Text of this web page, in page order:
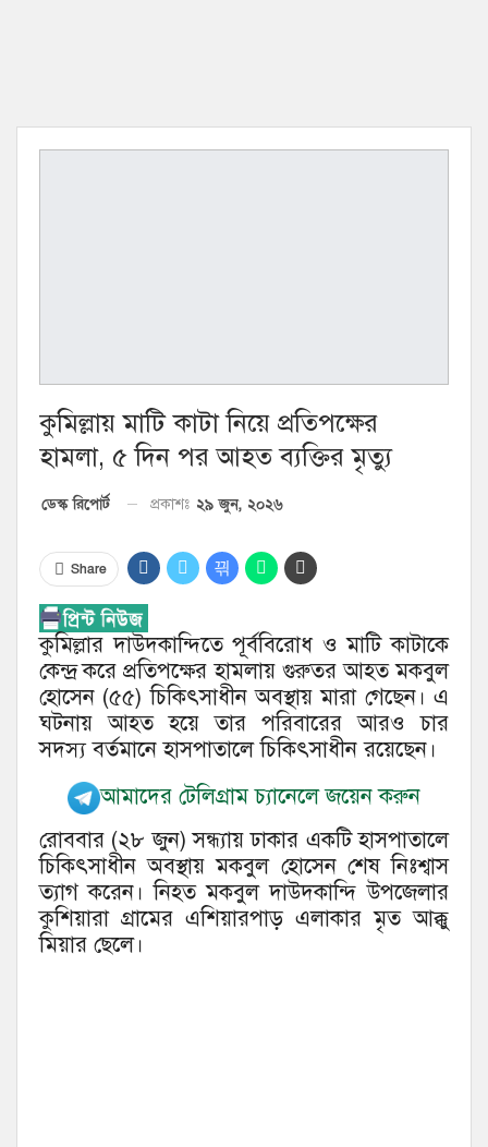
কুমিল্লায় মাটি কাটা নিয়ে প্রতিপক্ষের
হামলা, ৫ দিন পর আহত ব্যক্তির মৃত্যু
ডেস্ক রিপোর্ট প্রকাশঃ ২৯ জুন, ২০২৬
Share
কুমিল্লার দাউদকান্দিতে পূর্ববিরোধ ও মাটি কাটাকে
কেন্দ্র করে প্রতিপক্ষের হামলায় গুরুতর আহত মকবুল
হোসেন (৫৫) চিকিৎসাধীন অবস্থায় মারা গেছেন। এ
ঘটনায় আহত হয়ে তার পরিবারের আরও চার
সদস্য বর্তমানে হাসপাতালে চিকিৎসাধীন রয়েছেন।
আমাদের টেলিগ্রাম চ্যানেলে জয়েন করুন
রোববার (২৮ জুন) সন্ধ্যায় ঢাকার একটি হাসপাতালে
চিকিৎসাধীন অবস্থায় মকবুল হোসেন শেষ নিঃশ্বাস
ত্যাগ করেন। নিহত মকবুল দাউদকান্দি উপজেলার
কুশিয়ারা গ্রামের এশিয়ারপাড় এলাকার মৃত আক্কু
মিয়ার ছেলে।